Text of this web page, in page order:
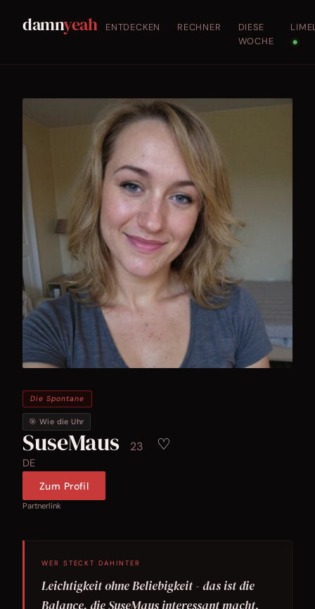
damnyeah ENTDECKEN RECHNER
DIESE
WOCHE
●
Die Spontane
🎯 Wie die Uhr
SuseMaus 23 ♡
DE
Zum Profil
Partnerlink
WER STECKT DAHINTER
Leichtigkeit ohne Beliebigkeit - das ist die